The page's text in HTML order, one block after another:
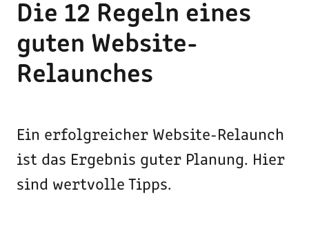
Die 12 Regeln eines
guten Website-
Relaunches
Ein erfolgreicher Website-Relaunch
ist das Ergebnis guter Planung. Hier
sind wertvolle Tipps.